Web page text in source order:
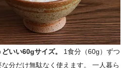
いい60gサイズ。
1食分（60g）ずつ
分だけ無駄なく使えます。 一人暮ら